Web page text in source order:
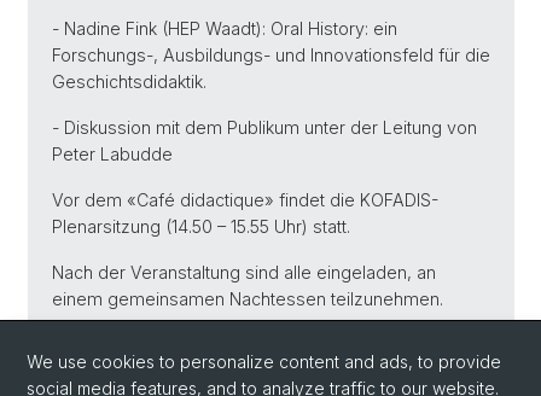
- Nadine Fink (HEP Waadt): Oral History: ein
Forschungs-, Ausbildungs- und Innovationsfeld für die
Geschichtsdidaktik.
- Diskussion mit dem Publikum unter der Leitung von
Peter Labudde
Vor dem «Café didactique» findet die KOFADIS-
Plenarsitzung (14.50 – 15.55 Uhr) statt.
Nach der Veranstaltung sind alle eingeladen, an
einem gemeinsamen Nachtessen teilzunehmen.
Grossrieder, Peter Labudde, Philippe Hertig
We use cookies to personalize content and ads, to provide
social media features, and to analyze traffic to our website.